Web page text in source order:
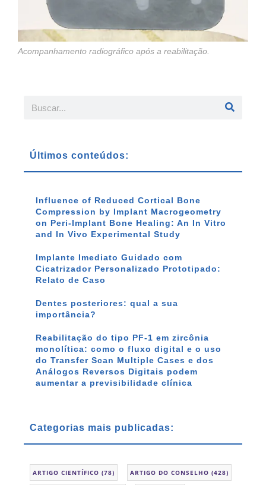
Acompanhamento radiográfico após a reabilitação.
Últimos conteúdos:
Influence of Reduced Cortical Bone
Compression by Implant Macrogeometry
on Peri-Implant Bone Healing: An In Vitro
and In Vivo Experimental Study
Implante Imediato Guidado com
Cicatrizador Personalizado Prototipado:
Relato de Caso
Dentes posteriores: qual a sua
importância?
Reabilitação do tipo PF-1 em zircônia
monolítica: como o fluxo digital e o uso
do Transfer Scan Multiple Cases e dos
Análogos Reversos Digitais podem
aumentar a previsibilidade clínica
Categorias mais publicadas:
ARTIGO CIENTÍFICO (78) ARTIGO DO CONSELHO (428)